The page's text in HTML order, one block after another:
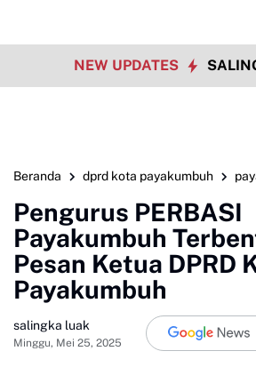
NEW UPDATES
Beranda dprd kota payakumbuh
Pengurus PERBASI
Payakumbuh
Pesan Ketua DPRD
Payakumbuh
salingka luak
Minggu, Mei 25, 2025